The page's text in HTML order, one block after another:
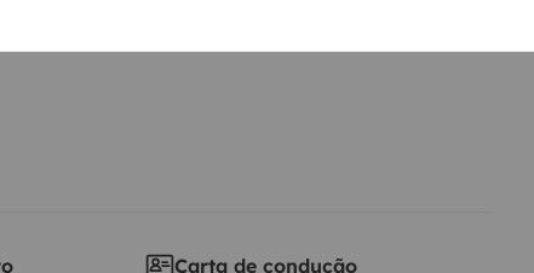
Carta de condução